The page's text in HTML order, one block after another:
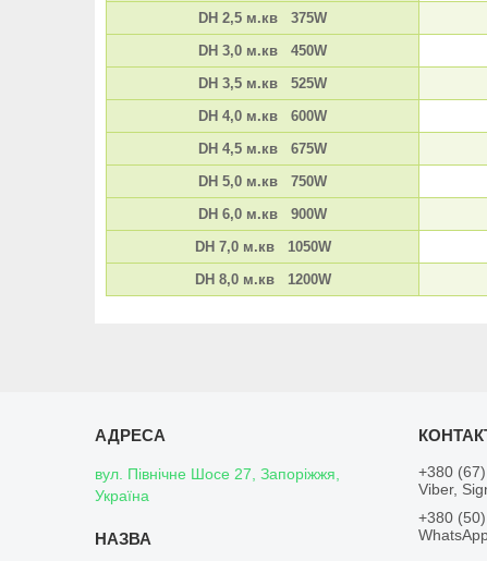
DH 2,5 м.кв 375W
DH 3,0 м.кв 450W
DH 3,5 м.кв 525W
DH 4,0 м.кв 600W
DH 4,5 м.кв 675W
DH 5,0 м.кв 750W
DH 6,0 м.кв 900W
DH 7,0 м.кв 1050W
DH 8,0 м.кв 1200W
вул. Північне Шосе 27, Запоріжжя,
Україна
+380
Viber,
+380